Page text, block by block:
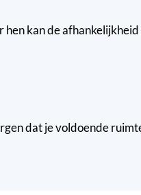
hen kan de
dat je voldoende